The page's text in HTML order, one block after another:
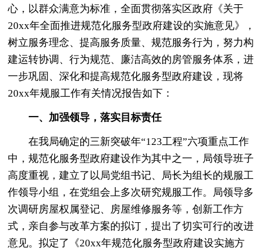
心，以群众满意为标准，全面贯彻落实区政府《关于
20xx年全面推进规范化服务型政府建设的实施意见》，
树立服务理念、提高服务质量、规范服务行为，努力构
建运转协调、行为规范、廉洁高效的房管服务体系，进
一步巩固、深化和提高规范化服务型政府建设，现将
20xx年规服工作有关情况报告如下：
一、加强领导，落实目标责任
在我局确定的三新突破年“123工程”六项重点工作
中，规范化服务型政府建设作为其中之一，局领导班子
高度重视，建立了以局党组书记、局长为组长的规服工
作领导小组，在党组会上多次研究规服工作。局领导多
次调研房屋权属登记、房屋维修服务等，创新工作方
式，亲自参与改革方案的拟订，提出了切实可行的改进
意见。拟定了《20xx年规范化服务型政府建设实施方